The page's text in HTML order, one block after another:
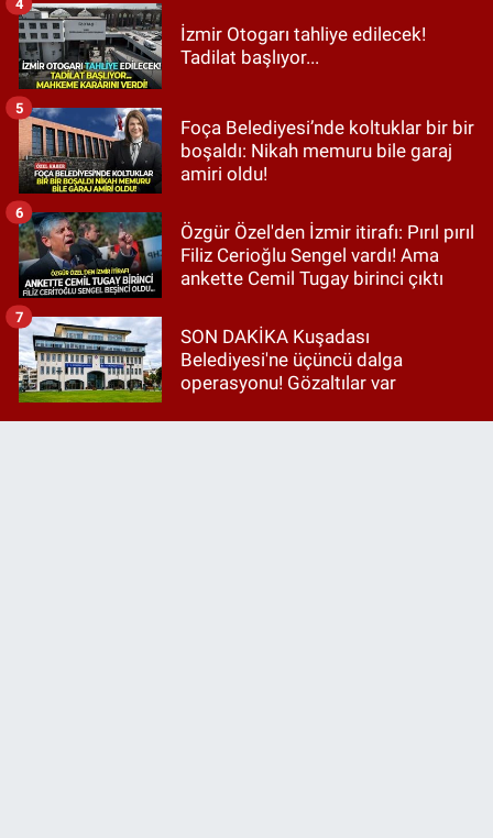
İzmir Otogarı tahliye edilecek!
Tadilat başlıyor...
Foça Belediyesi’nde koltuklar bir bir
boşaldı: Nikah memuru bile garaj
amiri oldu!
5
Özgür Özel'den İzmir itirafı: Pırıl pırıl
Filiz Cerioğlu Sengel vardı! Ama
ankette Cemil Tugay birinci çıktı
6
SON DAKİKA Kuşadası
Belediyesi'ne üçüncü dalga
operasyonu! Gözaltılar var
7